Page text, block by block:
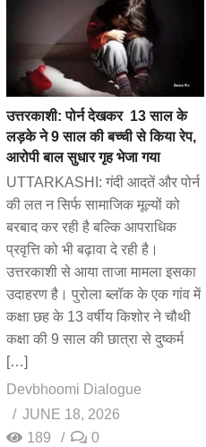
उत्तरकाशी: पोर्न देखकर 13 साल के
लड़के ने 9 साल की बच्ची से किया रेप,
आरोपी बाल सुधार गृह भेजा गया
UTTARKASHI: गंदी आदतें और पोर्न
की लत न सिर्फ सामाजिक मूल्यों को
बरबाद कर रही है बल्कि आपराधिक
प्रवृत्ति को भी बढ़ावा दे रही है।
उत्तरकाशी से आया ताजा मामला इसका
उदाहरण है। पुरोला ब्लॉक के एक गांव में
कक्षा छह के 13 वर्षीय किशोर ने चौथी
कक्षा की 9 साल की छात्रा से दुष्कर्म
[…]
Devbhoomi Dialogue
JUNE 18, 2026
189
0